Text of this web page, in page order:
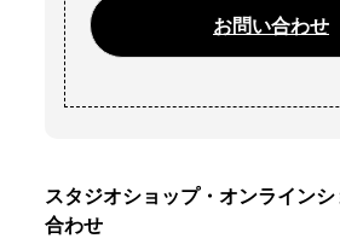
お問い合わせ
スタジオショップ・オンライン
合わせ